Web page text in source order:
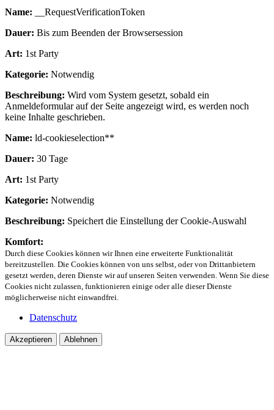
Name: __RequestVerificationToken
Dauer: Bis zum Beenden der Browsersession
Art: 1st Party
Kategorie: Notwendig
Beschreibung: Wird vom System gesetzt, sobald ein
Anmeldeformular auf der Seite angezeigt wird, es werden noch
keine Inhalte geschrieben.
Name: ld-cookieselection**
Dauer: 30 Tage
Art: 1st Party
Kategorie: Notwendig
Beschreibung: Speichert die Einstellung der Cookie-Auswahl
Komfort:
Durch diese Cookies können wir Ihnen eine erweiterte Funktionalität
bereitzustellen. Die Cookies können von uns selbst, oder von Drittanbietern
gesetzt werden, deren Dienste wir auf unseren Seiten verwenden. Wenn Sie diese
Cookies nicht zulassen, funktionieren einige oder alle dieser Dienste
möglicherweise nicht einwandfrei.
Datenschutz
Akzeptieren Ablehnen